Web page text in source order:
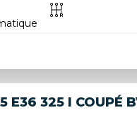
E36 325 I COUPÉ